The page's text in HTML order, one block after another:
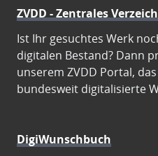
ZVDD - Zentrales
Ist Ihr gesuchtes Werk
digitalen Bestand? Dann
unserem ZVDD Portal,
bundesweit digitalisierte
DigiWunschbuch